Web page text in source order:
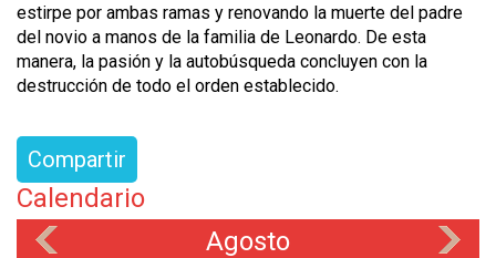
estirpe por ambas ramas y renovando la muerte del padre
del novio a manos de la familia de Leonardo. De esta
manera, la pasión y la autobúsqueda concluyen con la
destrucción de todo el orden establecido.
Compartir
Calendario
Agosto